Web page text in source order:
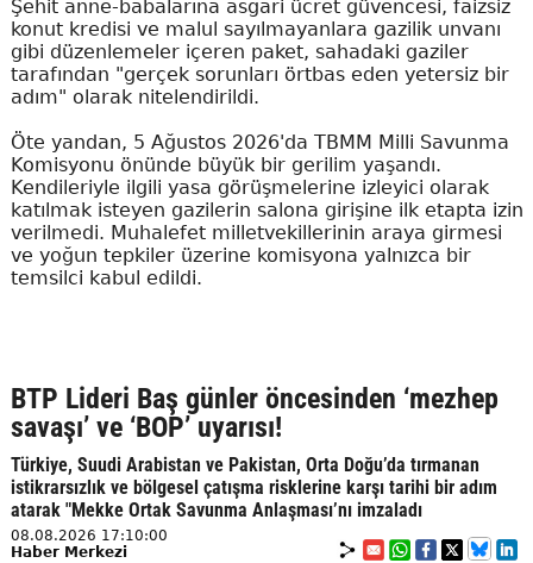
Şehit anne-babalarına asgari ücret güvencesi, faizsiz
konut kredisi ve malul sayılmayanlara gazilik unvanı
gibi düzenlemeler içeren paket, sahadaki gaziler
tarafından "gerçek sorunları örtbas eden yetersiz bir
adım" olarak nitelendirildi.
Öte yandan, 5 Ağustos 2026'da TBMM Milli Savunma
Komisyonu önünde büyük bir gerilim yaşandı.
Kendileriyle ilgili yasa görüşmelerine izleyici olarak
katılmak isteyen gazilerin salona girişine ilk etapta izin
verilmedi. Muhalefet milletvekillerinin araya girmesi
ve yoğun tepkiler üzerine komisyona yalnızca bir
temsilci kabul edildi.
BTP Lideri Baş günler öncesinden ‘mezhep
savaşı’ ve ‘BOP’ uyarısı!
Türkiye, Suudi Arabistan ve Pakistan, Orta Doğu’da tırmanan
istikrarsızlık ve bölgesel çatışma risklerine karşı tarihi bir adım
atarak "Mekke Ortak Savunma Anlaşması’nı imzaladı
08.08.2026 17:10:00
Haber Merkezi